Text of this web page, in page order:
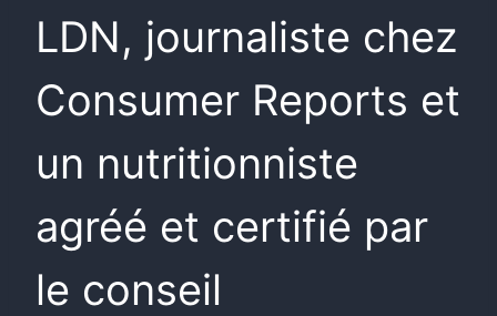
LDN, journaliste chez
Consumer Reports et
un nutritionniste
agréé et certifié par
le conseil